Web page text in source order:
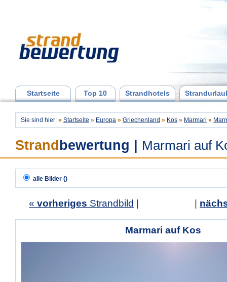
Startseite Top 10 Strandhotels
Sie sind hier: » Startseite » Europa » Griechenland » Kos » Marmari »
Strand bewertung Marmari auf
alle Bilder ()
« vorheriges Strandbild
Marmari auf Kos